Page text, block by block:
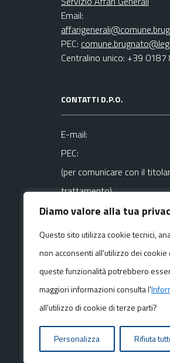
Diamo valore alla tua
Questo sito utilizza cookie tecnici,
non acconsenti all'utilizzo dei cookie
queste funzionalità potrebbero
maggiori informazioni consulta l'
all'utilizzo di cookie di terze parti?
Personalizza Rifiuta
Email:
PEC:
Centralino unico: +39
CONTATTI D.P.O.
E-mail:
PEC:
(per comunicare con il
trattamento)
La mail del DPO va usata
questioni
riguardanti la privacy
Media policy